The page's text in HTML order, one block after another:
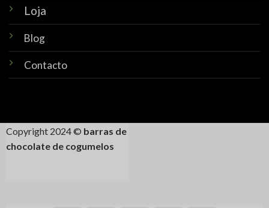
Loja
Blog
Contacto
Copyright 2024 © barras de
chocolate de cogumelos